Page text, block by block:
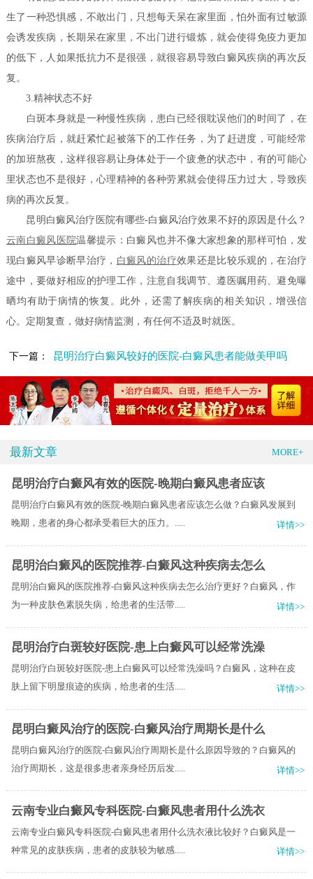
生了一种恐惧感，不敢出门，只想每天呆在家里面，怕外面有过敏源
会诱发疾病，长期呆在家里，不出门进行锻炼，就会使得免疫力更加
的低下，人如果抵抗力不是很强，就很容易导致白癜风疾病的再次反
复。
3.精神状态不好
白斑本身就是一种慢性疾病，患白已经很耽误他们的时间了，在
疾病治疗后，就赶紧忙起被落下的工作任务，为了赶进度，可能经常
的加班熬夜，这样很容易让身体处于一个疲惫的状态中，有的可能心
里状态也不是很好，心理精神的各种劳累就会使得压力过大，导致疾
病的再次反复。
昆明白癜风治疗医院有哪些-白癜风治疗效果不好的原因是什么？
云南白癜风医院温馨提示：白癜风也并不像大家想象的那样可怕，发
现白癜风早诊断早治疗， 白癜风的治疗效果还是比较乐观的，在治疗
途中，要做好相应的护理工作，注意自我调节、遵医嘱用药、避免曝
晒均有助于病情的恢复。此外，还需了解疾病的相关知识，增强信
心。定期复查，做好病情监测，有任何不适及时就医。
下一篇： 昆明治疗白癜风较好的医院-白癜风患者能做美甲吗
最新文章 MORE+
昆明治疗白癜风有效的医院-晚期白癜风患者应该
昆明治疗白癜风有效的医院-晚期白癜风患者应该怎么做？白癜风发展到
晚期，患者的身心都承受着巨大的压力。.....
详情>>
昆明治白癜风的医院推荐-白癜风这种疾病去怎么
昆明治白癜风的医院推荐-白癜风这种疾病去怎么治疗更好？白癜风，作
为一种皮肤色素脱失病，给患者的生活带.....
详情>>
昆明治疗白斑较好医院-患上白癜风可以经常洗澡
昆明治疗白斑较好医院-患上白癜风可以经常洗澡吗？白癜风，这种在皮
肤上留下明显痕迹的疾病，给患者的生活.....
详情>>
昆明白癜风治疗的医院-白癜风治疗周期长是什么
昆明白癜风治疗的医院-白癜风治疗周期长是什么原因导致的？白癜风的
治疗周期长，这是很多患者亲身经历后发.....
详情>>
云南专业白癜风专科医院-白癜风患者用什么洗衣
云南专业白癜风专科医院-白癜风患者用什么洗衣液比较好？白癜风是一
种常见的皮肤疾病，患者的皮肤较为敏感.....
详情>>